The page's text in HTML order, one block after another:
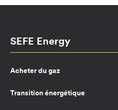
SEFE Energy
Acheter du gaz
Transition énergétique